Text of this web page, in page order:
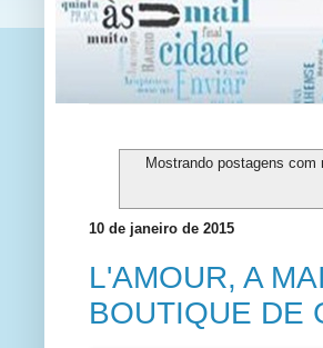
Mostrando postagens com
10 de janeiro de 2015
L'AMOUR, A
BOUTIQUE DE